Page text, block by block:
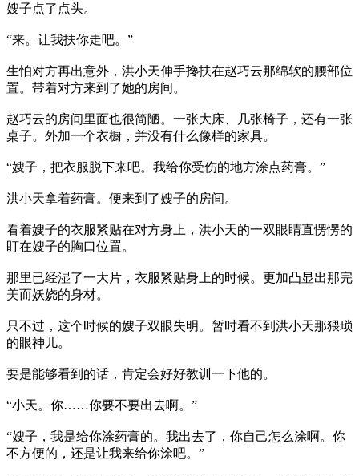
嫂子点了点头。
“来。让我扶你走吧。”
生怕对方再出意外，洪小天伸手搀扶在赵巧云那绵软的腰部位
置。带着对方来到了她的房间。
赵巧云的房间里面也很简陋。一张大床、几张椅子，还有一张
桌子。外加一个衣橱，并没有什么像样的家具。
“嫂子，把衣服脱下来吧。我给你受伤的地方涂点药膏。”
洪小天拿着药膏。便来到了嫂子的房间。
看着嫂子的衣服紧贴在对方身上，洪小天的一双眼睛直愣愣的
盯在嫂子的胸口位置。
那里已经湿了一大片，衣服紧贴身上的时候。更加凸显出那完
美而妖娆的身材。
只不过，这个时候的嫂子双眼失明。暂时看不到洪小天那猥琐
的眼神儿。
要是能够看到的话，肯定会好好教训一下他的。
“小天。你……你要不要出去啊。”
“嫂子，我是给你涂药膏的。我出去了，你自己怎么涂啊。你
不方便的，还是让我来给你涂吧。”